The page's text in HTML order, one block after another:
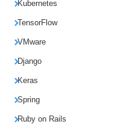
Kubernetes
TensorFlow
VMware
Django
Keras
Spring
Ruby on Rails